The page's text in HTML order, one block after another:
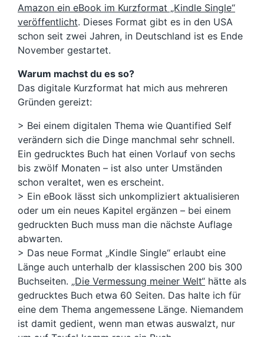
Amazon ein eBook im Kurzformat „Kindle Single“
veröffentlicht. Dieses Format gibt es in den USA
schon seit zwei Jahren, in Deutschland ist es Ende
November gestartet.
Warum machst du es so?
Das digitale Kurzformat hat mich aus mehreren
Gründen gereizt:
> Bei einem digitalen Thema wie Quantified Self
verändern sich die Dinge manchmal sehr schnell.
Ein gedrucktes Buch hat einen Vorlauf von sechs
bis zwölf Monaten – ist also unter Umständen
schon veraltet, wen es erscheint.
> Ein eBook lässt sich unkompliziert aktualisieren
oder um ein neues Kapitel ergänzen – bei einem
gedruckten Buch muss man die nächste Auflage
abwarten.
> Das neue Format „Kindle Single“ erlaubt eine
Länge auch unterhalb der klassischen 200 bis 300
Buchseiten. „Die Vermessung meiner Welt“ hätte als
gedrucktes Buch etwa 60 Seiten. Das halte ich für
eine dem Thema angemessene Länge. Niemandem
ist damit gedient, wenn man etwas auswalzt, nur